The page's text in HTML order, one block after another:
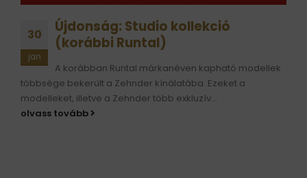
30
jan
Újdonság: Studio kollekció
(korábbi Runtal)
A korábban Runtal márkanéven kapható modellek
többsége bekerült a Zehnder kínálatába. Ezeket a
modelleket, illetve a Zehnder több exkluzív...
olvass tovább